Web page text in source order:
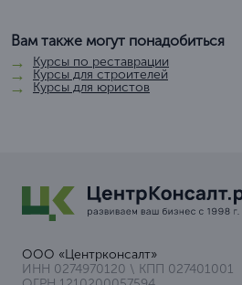
Вам также могут понадобиться
Курсы по реставрации
Курсы для строителей
Курсы для юристов
ООО «Центрконсалт»
ИНН 0274970120 \ КПП 027401001